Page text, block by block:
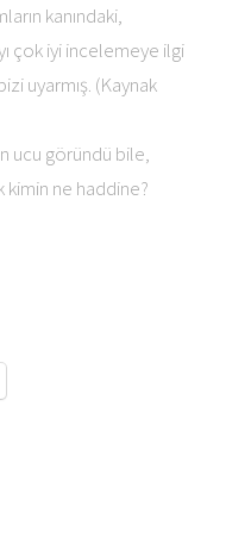
kanındaki,
çok iyi incelemeye ilgi
uyarmış. (Kaynak
ucu göründü bile,
kimin ne haddine?